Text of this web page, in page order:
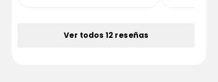
kuuluuko mökeissä olla
makuupussit.
den
Ver todos 12 reseñas